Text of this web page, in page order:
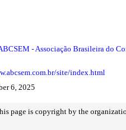
- Associação Brasileira do
site/index.html
6, 2025
page is copyright by the